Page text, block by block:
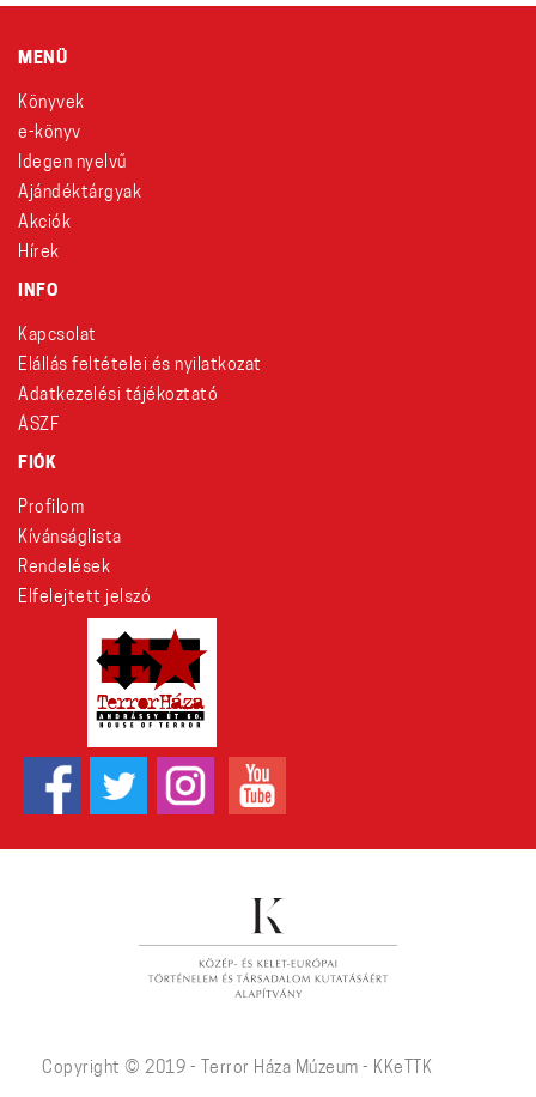
MENÜ
Könyvek
e-könyv
Idegen nyelvű
Ajándéktárgyak
Akciók
Hírek
INFO
Kapcsolat
Elállás feltételei és nyilatkozat
Adatkezelési tájékoztató
ÁSZF
FIÓK
Profilom
Kívánságlista
Rendelések
Elfelejtett jelszó
Copyright © 2019 - Terror Háza Múzeum - KKeTTK